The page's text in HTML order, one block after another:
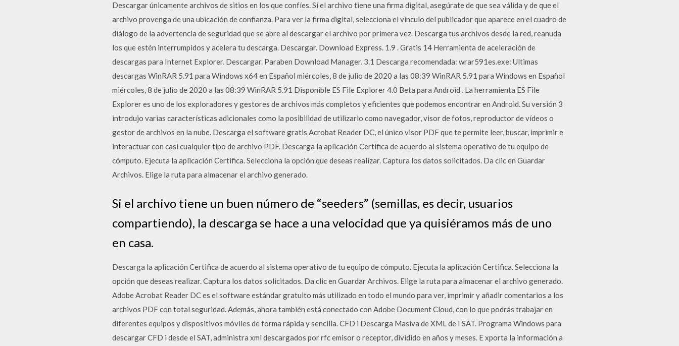
Descargar únicamente archivos de sitios en los que confíes. Si el archivo tiene una firma digital, asegúrate de que sea válida y de que el
archivo provenga de una ubicación de confianza. Para ver la firma digital, selecciona el vínculo del publicador que aparece en el cuadro de
diálogo de la advertencia de seguridad que se abre al descargar el archivo por primera vez. Descarga tus archivos desde la red, reanuda
los que estén interrumpidos y acelera tu descarga. Descargar. Download Express. 1.9 . Gratis 14 Herramienta de aceleración de
descargas para Internet Explorer. Descargar. Paraben Download Manager. 3.1 Descarga recomendada: wrar591es.exe: Ultimas
descargas WinRAR 5.91 para Windows x64 en Español miércoles, 8 de julio de 2020 a las 08:39 WinRAR 5.91 para Windows en Español
miércoles, 8 de julio de 2020 a las 08:39 WinRAR 5.91 Disponible ES File Explorer 4.0 Beta para Android . La herramienta ES File
Explorer es uno de los exploradores y gestores de archivos más completos y eficientes que podemos encontrar en Android. Su versión 3
introdujo varias características adicionales como la posibilidad de utilizarlo como navegador, visor de fotos, reproductor de vídeos o
gestor de archivos en la nube. Descarga el software gratis Acrobat Reader DC, el único visor PDF que te permite leer, buscar, imprimir e
interactuar con casi cualquier tipo de archivo PDF. Descarga la aplicación Certifica de acuerdo al sistema operativo de tu equipo de
cómputo. Ejecuta la aplicación Certifica. Selecciona la opción que deseas realizar. Captura los datos solicitados. Da clic en Guardar
Archivos. Elige la ruta para almacenar el archivo generado.
Si el archivo tiene un buen número de “seeders” (semillas, es decir, usuarios
compartiendo), la descarga se hace a una velocidad que ya quisiéramos más de uno
en casa.
Descarga la aplicación Certifica de acuerdo al sistema operativo de tu equipo de cómputo. Ejecuta la aplicación Certifica. Selecciona la
opción que deseas realizar. Captura los datos solicitados. Da clic en Guardar Archivos. Elige la ruta para almacenar el archivo generado.
Adobe Acrobat Reader DC es el software estándar gratuito más utilizado en todo el mundo para ver, imprimir y añadir comentarios a los
archivos PDF con total seguridad. Además, ahora también está conectado con Adobe Document Cloud, con lo que podrás trabajar en
diferentes equipos y dispositivos móviles de forma rápida y sencilla. CFD i Descarga Masiva de XML de I SAT. Programa Windows para
descargar CFD i desde el SAT, administra xml descargados por rfc emisor o receptor, dividido en años y meses. E xporta la información a